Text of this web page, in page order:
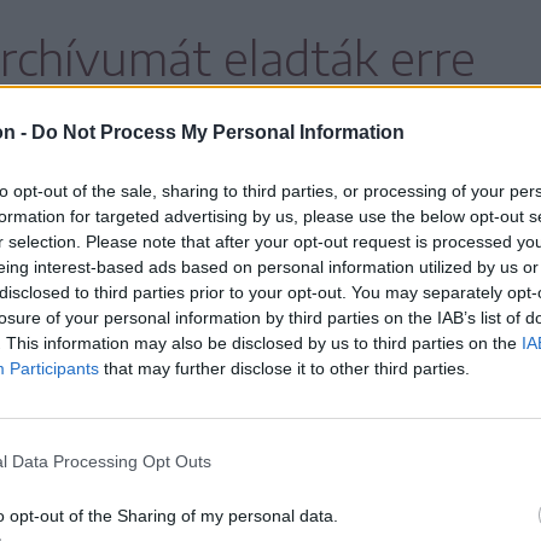
- Do Not Process My Personal Information
opt-out of the sale, sharing to third parties, or processing of your
for targeted advertising by us, please use the below opt-out
selection. Please note that after your opt-out request is processed
interest-based ads based on personal information utilized by us
to third parties prior to your opt-out. You may separately
of your personal information by third parties on the IAB’s list of
This information may also be disclosed by us to third parties on the
Participants that may further disclose it to other third parties.
Data Processing Opt Outs
opt-out of the Sharing of my personal data.
eladták erre
amelyek
a hozzájuk
árát.
volt kenyérgyár (Mopaco), a
Triotro és a zabolai Benchi Prod
az iratai egy kolozsvári cégnél
Transilvania SRL) vannak.